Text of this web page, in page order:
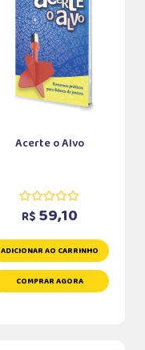
Acerte o Alvo
R$ 59,10
ADICIONAR AO CARRINHO
COMPRAR AGORA